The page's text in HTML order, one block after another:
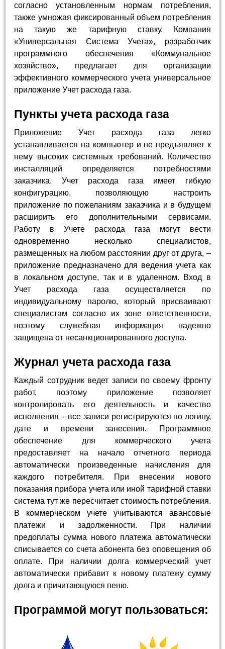
согласно установленным нормам потребления,
также умножая фиксированный объем потребления
на такую же тарифную ставку. Компания
«Универсальная Система Учета», разработчик
программного обеспечения «Коммунальное
хозяйство», предлагает для организации
эффективного коммерческого учета универсальное
приложение Учет расхода газа.
Пункты учета расхода газа
Приложение Учет расхода газа легко
устанавливается на компьютер и не предъявляет к
нему высоких системных требований. Количество
инсталляций определяется потребностями
заказчика. Учет расхода газа имеет гибкую
конфигурацию, позволяющую настроить
приложение по пожеланиям заказчика и в будущем
расширить его дополнительными сервисами.
Работу в Учете расхода газа могут вести
одновременно несколько специалистов,
размещенных на любом расстоянии друг от друга, –
приложение предназначено для ведения учета как
в локальном доступе, так и в удаленном. Вход в
Учет расхода газа осуществляется по
индивидуальному паролю, который присваивают
специалистам согласно их зоне ответственности,
поэтому служебная информация надежно
защищена от несанкционированного доступа.
Журнал учета расхода газа
Каждый сотрудник ведет записи по своему фронту
работ, поэтому приложение позволяет
контролировать его деятельность и качество
исполнения – все записи регистрируются по логину,
дате и времени занесения. Программное
обеспечение для коммерческого учета
предоставляет на начало отчетного периода
автоматически произведенные начисления для
каждого потребителя. При внесении нового
показания прибора учета или иной тарифной ставки
система тут же пересчитает стоимость потребления.
В коммерческом учете учитываются авансовые
платежи и задолженности. При наличии
предоплаты сумма нового платежа автоматически
списывается со счета абонента без оповещения об
оплате. При наличии долга коммерческий учет
автоматически прибавит к новому платежу сумму
долга и причитающуюся пеню.
Программой могут пользоваться: